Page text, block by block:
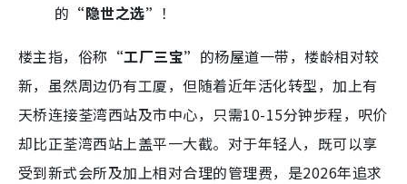
的 “隐世之选” ！
楼主指，俗称 “工厂三宝” 的杨屋道一带，楼龄相对较
新，虽然周边仍有工厦，但随着近年活化转型，加上有
天桥连接荃湾西站及市中心，只需10-15分钟步程，呎价
却比正荃湾西站上盖平一大截。对于年轻人，既可以享
受到新式会所及加上相对合理的管理费，是2026年追求